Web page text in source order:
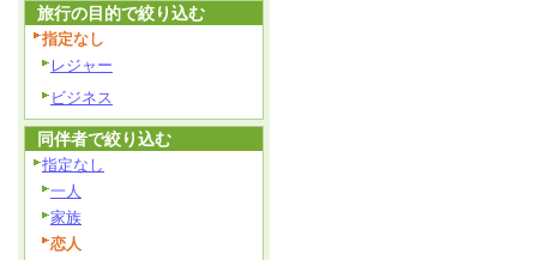
旅行の目的で絞り込む
指定なし
レジャー
ビジネス
同伴者で絞り込む
指定なし
一人
家族
恋人